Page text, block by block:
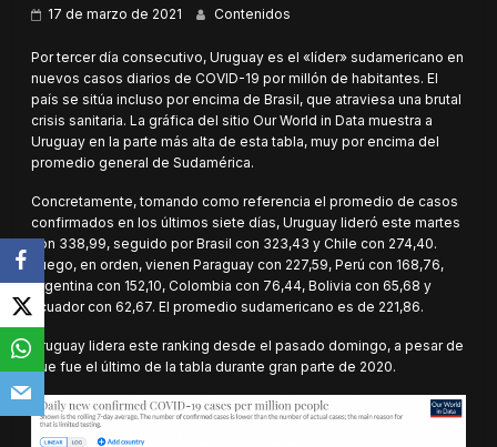
17 de marzo de 2021 Contenidos
Por tercer día consecutivo, Uruguay es el «líder» sudamericano en
nuevos casos diarios de COVID-19 por millón de habitantes. El
país se sitúa incluso por encima de Brasil, que atraviesa una brutal
crisis sanitaria. La gráfica del sitio Our World in Data muestra a
Uruguay en la parte más alta de esta tabla, muy por encima del
promedio general de Sudamérica.
Concretamente, tomando como referencia el promedio de casos
confirmados en los últimos siete días, Uruguay lideró este martes
con 338,99, seguido por Brasil con 323,43 y Chile con 274,40.
Luego, en orden, vienen Paraguay con 227,59, Perú con 168,76,
Argentina con 152,10, Colombia con 76,44, Bolivia con 65,68 y
Ecuador con 62,67. El promedio sudamericano es de 221,86.
Uruguay lidera este ranking desde el pasado domingo, a pesar de
que fue el último de la tabla durante gran parte de 2020.